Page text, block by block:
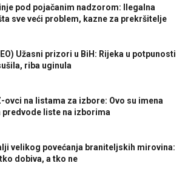
pod pojačanim nadzorom: Ilegalna
sve veći problem, kazne za prekršitelje
Užasni prizori u BiH: Rijeka u potpunosti
riba uginula
ovci na listama za izbore: Ovo su imena
predvode liste na izborima
velikog povećanja braniteljskih mirovina:
tko dobiva, a tko ne